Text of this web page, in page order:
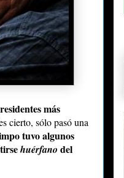
más
cierto, sólo pasó una
tuvo algunos
huérfano del